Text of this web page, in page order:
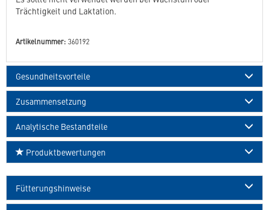
Trächtigkeit und Laktation.
Artikelnummer: 360192
Gesundheitsvorteile
Zusammensetzung
Analytische Bestandteile
Produktbewertungen
Fütterungshinweise